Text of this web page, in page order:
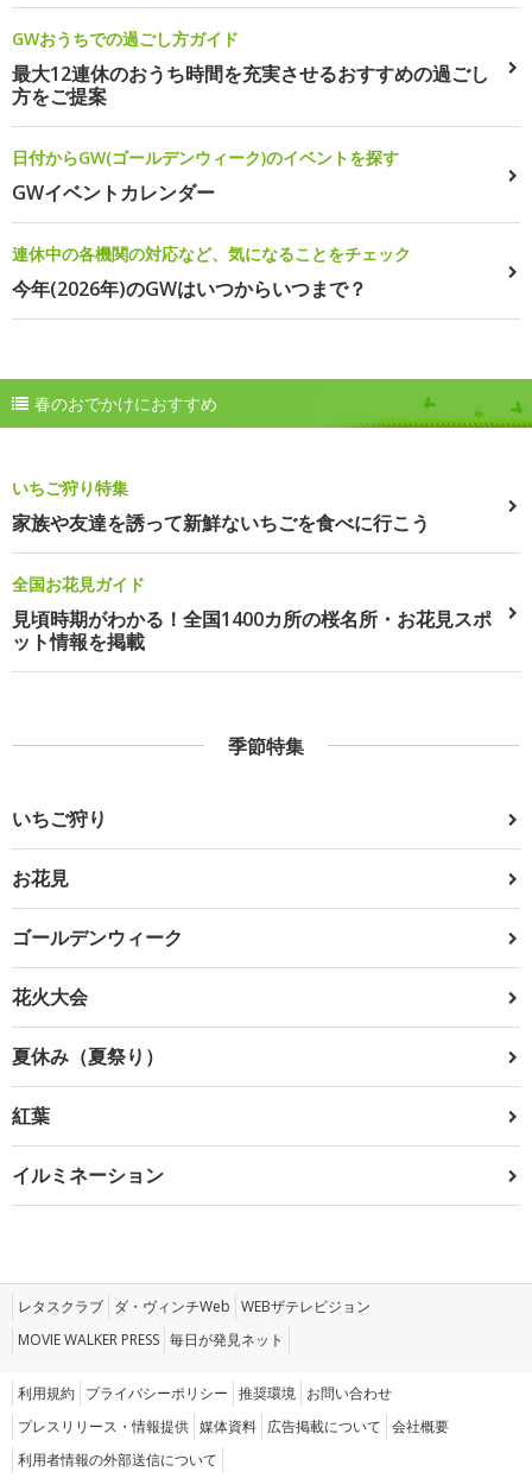
GWおうちでの過ごし方ガイド
最大12連休のおうち時間を充実させるおすすめの過ごし
方をご提案
日付からGW(ゴールデンウィーク)のイベントを探す
GWイベントカレンダー
連休中の各機関の対応など、気になることをチェック
今年(2026年)のGWはいつからいつまで？
春のおでかけにおすすめ
いちご狩り特集
家族や友達を誘って新鮮ないちごを食べに行こう
全国お花見ガイド
見頃時期がわかる！全国1400カ所の桜名所・お花見スポ
ット情報を掲載
季節特集
いちご狩り
お花見
ゴールデンウィーク
花火大会
夏休み（夏祭り）
紅葉
イルミネーション
レタスクラブ ダ・ヴィンチWeb WEBザテレビジョン
MOVIE WALKER PRESS 毎日が発見ネット
利用規約 プライバシーポリシー 推奨環境 お問い合わせ
プレスリリース・情報提供 媒体資料 広告掲載について 会社概要
利用者情報の外部送信について